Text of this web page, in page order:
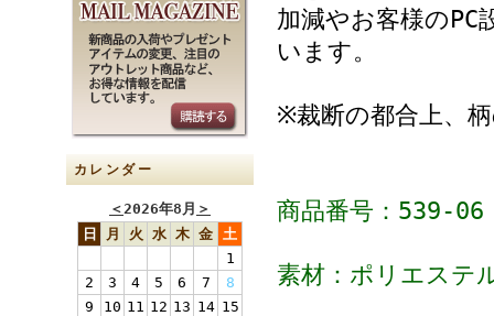
カレンダー
＜2026年8月 ＞
日
月 火 水 木 金 土
1
2
3 4 5 6 7
8
9
10 11 12 13 14 15
加減やお客様のPC
います。
※裁断の都合上、
商品番号：539-06
素材：ポリエステ